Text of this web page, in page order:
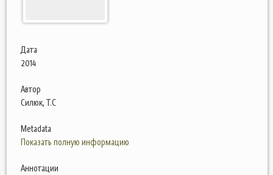
Дата
2014
Автор
Силюк, Т.С
Metadata
Показать полную информацию
Аннотации